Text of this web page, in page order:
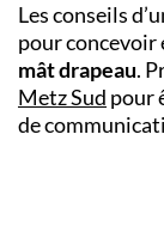
Les conseils
pour concevoir
mât drapeau.
Metz Sud pour
de